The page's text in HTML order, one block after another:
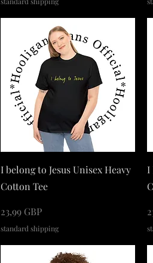
Podgląd
I belong to Jesus Unisex Heavy
Cotton Tee
Cena
23,99 GBP
standard shipping
I